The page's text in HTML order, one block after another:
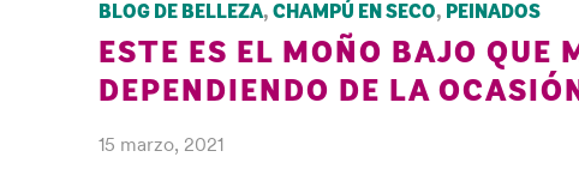
BLOG DE BELLEZA, CHAMPÚ EN SECO, PEINADOS
ESTE ES EL MOÑO BAJO QUE
DEPENDIENDO DE LA OCASIÓN
15 marzo, 2021